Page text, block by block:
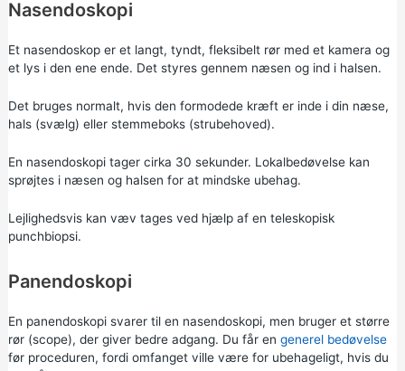
Nasendoskopi
Et nasendoskop er et langt, tyndt, fleksibelt rør med et kamera og
et lys i den ene ende. Det styres gennem næsen og ind i halsen.
Det bruges normalt, hvis den formodede kræft er inde i din næse,
hals (svælg) eller stemmeboks (strubehoved).
En nasendoskopi tager cirka 30 sekunder. Lokalbedøvelse kan
sprøjtes i næsen og halsen for at mindske ubehag.
Lejlighedsvis kan væv tages ved hjælp af en teleskopisk
punchbiopsi.
Panendoskopi
En panendoskopi svarer til en nasendoskopi, men bruger et større
rør (scope), der giver bedre adgang. Du får en generel bedøvelse
før proceduren, fordi omfanget ville være for ubehageligt, hvis du